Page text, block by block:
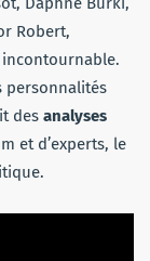
Robert,
incontournable.
personnalités
des analyses
et d’experts, le